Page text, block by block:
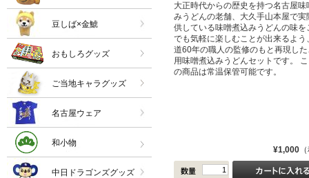
大正時代からの歴史を持つ名古屋味
みうどんの老舗、大久手山本屋で実
供している味噌煮込みうどんの味を
でも気軽に楽しむことが出来るよう
道60年の職人の監修のもと再現し
用味噌煮込みうどんセットです。
の商品は常温保管可能です。
¥1,000
豆しば×金鯱
おもしろグッズ
ご当地キャラグッズ
名古屋ウェア
和小物
中日ドラゴンズグッズ